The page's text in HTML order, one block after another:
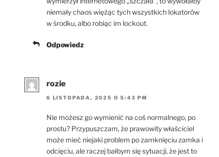
niemały chaos więżąc tych wszystkich lokatorów
w środku, albo robiąc im lockout.
Odpowiedz
rozie
6 LISTOPADA, 2025 O 5:43 PM
Nie możesz go wymienić na coś normalnego, po
prostu? Przypuszczam, że prawowity właściciel
może mieć niejaki problem po zamknięciu zamka i
odcięciu, ale raczej bałbym się sytuacji, że jest to